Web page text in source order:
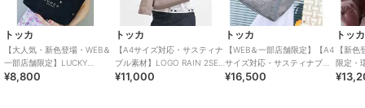
素材
[本体]ポリエステル[付属]合成皮革
商品のお取り扱い方法
特徴
バッグ
ポリエステル素材
ロゴ/ リボ
トッカ
【大人気・新色登場・WEB＆
一部店舗限定】LUCKY
SHOWER CANVASTOTE キャ
¥8,800
トッカ
【A4サイズ対応・サスティナ
ブル素材】LOGO RAIN 2SET
BAG バッグ
¥11,000
トッカ
【WEB＆一部店舗限定】【A4
サイズ対応・サスティナブル
素材】SOSTA POCKETTOTE
¥16,500
トッカ
【新
限定・
SANA